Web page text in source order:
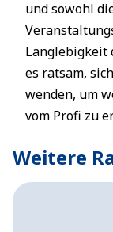
und sowohl
Langlebigkeit
es ratsam,
wenden, um
vom Profi zu
Weitere